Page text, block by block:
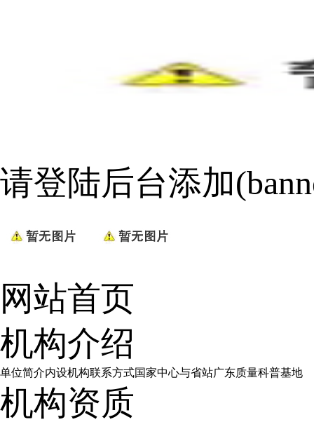
请登陆后台添加
网站首页
机构介绍
单位简介内设机构联系方式国家中心与省站广东质量科普基地
机构资质